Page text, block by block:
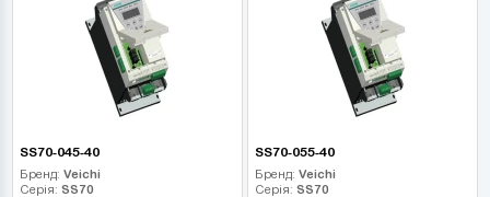
SS70-045-40
Бренд: Veichi
Серія: SS70
SS70-055-40
Бренд: Veichi
Серія: SS70